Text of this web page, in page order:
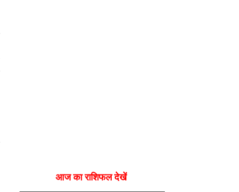
आज का राशिफल देखें